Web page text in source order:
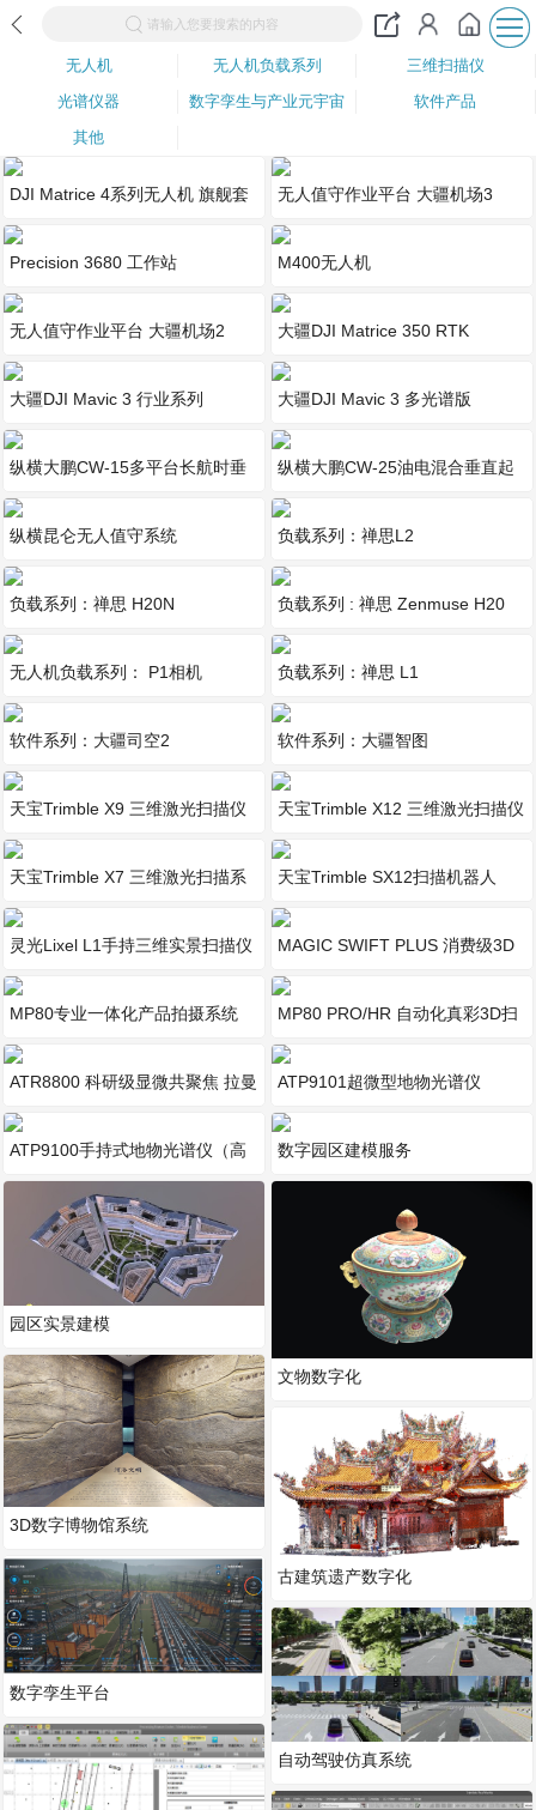
请输入您要搜索的内容
无人机 无人机负载系列
三维扫描仪
光谱仪器
数字孪生与产业元宇宙
软件产品
其他
DJI Matrice 4系列无人机 旗舰套
Precision 3680 工作站
无人值守作业平台 大疆机场2
大疆DJI Mavic 3 行业系列
纵横大鹏CW-15多平台长航时垂
纵横昆仑无人值守系统
负载系列：禅思 H20N
无人机负载系列： P1相机
软件系列：大疆司空2
天宝Trimble X9 三维激光扫描仪
天宝Trimble X7 三维激光扫描系
灵光Lixel L1手持三维实景扫描仪
MP80专业一体化产品拍摄系统
ATR8800 科研级显微共聚焦 拉曼
ATP9100手持式地物光谱仪（高
园区实景建模
3D数字博物馆系统
数字孪生平台
无人值守作业平台 大疆机场3
M400无人机
大疆DJI Matrice 350 RTK
大疆DJI Mavic 3 多光谱版
纵横大鹏CW-25油电混合垂直起
负载系列：禅思L2
负载系列 : 禅思 Zenmuse H20
负载系列：禅思 L1
软件系列：大疆智图
天宝Trimble X12 三维激光扫描仪
天宝Trimble SX12扫描机器人
MAGIC SWIFT PLUS 消费级3D
MP80 PRO/HR 自动化真彩3D扫
ATP9101超微型地物光谱仪
数字园区建模服务
文物数字化
古建筑遗产数字化
自动驾驶仿真系统